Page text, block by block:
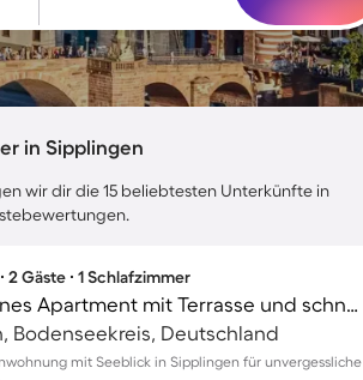
in Sipplingen
wir dir die 15 beliebtesten Unterkünfte in
2 Gäste ∙ 1 Schlafzimmer
Wunderschönes Apartment mit Terrasse und schnellem Internet | Seeblick
Bodenseekreis, Deutschland
mit Seeblick in Sipplingen für unvergessliche